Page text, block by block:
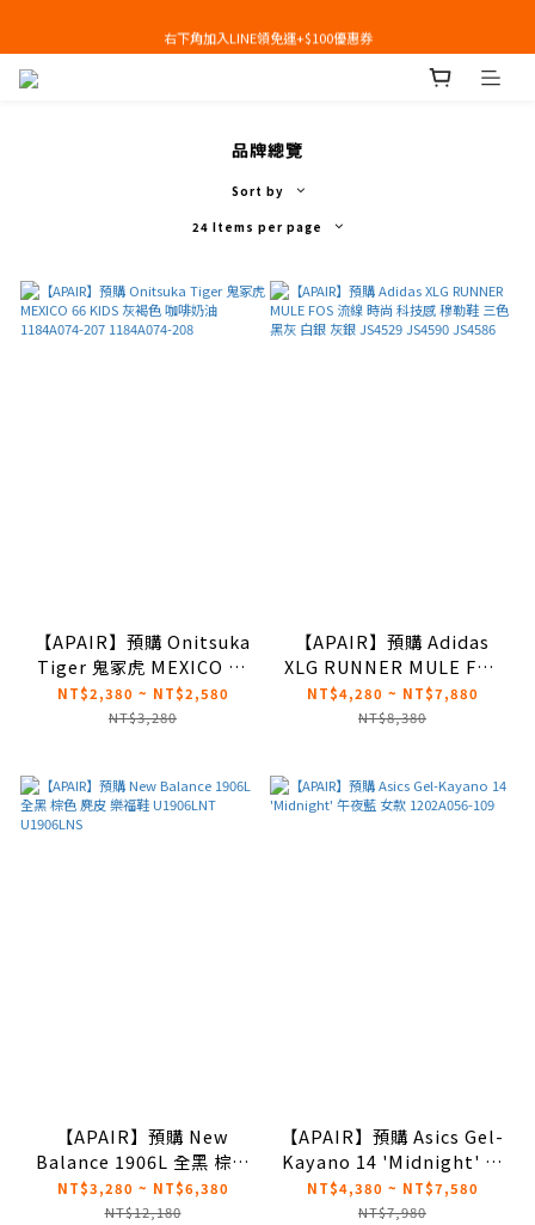
即日起，預購商品可提供部分訂金後尾款貨到付款(需協助請洽官line:@apair)
品牌總覽
Sort by
24 Items per page
【APAIR】預購 Onitsuka
Tiger 鬼冢虎 MEXICO 66
KIDS 灰褐色 咖啡奶油
1184A074-207
NT$2,380 ~ NT$2,580
NT$3,280
【APAIR】預購 Adidas
XLG RUNNER MULE FOS
流線 時尚 科技感 穆勒鞋 三
色 黑灰 白銀 灰銀 JS4529
NT$4,280 ~ NT$7,880
NT$8,380
【APAIR】預購 New
Balance 1906L 全黑 棕色
麂皮 樂福鞋 U1906LNT
U1906LNS
NT$3,280 ~ NT$6,380
NT$12,180
【APAIR】預購 Asics Gel-
Kayano 14 'Midnight' 午
夜藍 女款 1202A056-109
NT$4,380 ~ NT$7,580
NT$7,980